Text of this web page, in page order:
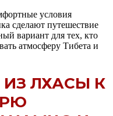
условия
сделают путешествие
вариант для тех, кто
атмосферу Тибета и
ИЗ ЛХАСЫ К